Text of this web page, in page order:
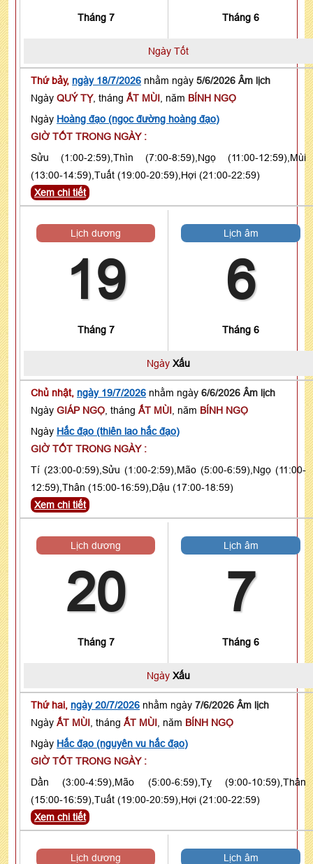
Tháng 7 Tháng 6
Ngày Tốt
Thứ bảy, ngày 18/7/2026 nhằm ngày 5/6/2026 Âm lịch
Ngày QUÝ TỴ, tháng ẤT MÙI , năm BÍNH NGỌ
Ngày Hoàng đạo (ngọc đường hoàng đạo)
GIỜ TỐT TRONG NGÀY :
Sửu (1:00-2:59),Thìn (7:00-8:59),Ngọ (11:00-12:59),Mùi
(13:00-14:59),Tuất (19:00-20:59),Hợi (21:00-22:59)
Xem chi tiết
Lịch dương
19
Tháng 7
Lịch âm
6
Tháng 6
Ngày Xấu
Chủ nhật, ngày 19/7/2026 nhằm ngày 6/6/2026 Âm lịch
Ngày GIÁP NGỌ , tháng ẤT MÙI , năm BÍNH NGỌ
Ngày Hắc đạo (thiên lao hắc đạo)
GIỜ TỐT TRONG NGÀY :
Tí (23:00-0:59),Sửu (1:00-2:59),Mão (5:00-6:59),Ngọ (11:00-
12:59),Thân (15:00-16:59),Dậu (17:00-18:59)
Xem chi tiết
Lịch dương
20
Tháng 7
Lịch âm
7
Tháng 6
Ngày Xấu
Thứ hai, ngày 20/7/2026 nhằm ngày 7/6/2026 Âm lịch
Ngày ẤT MÙI , tháng ẤT MÙI , năm BÍNH NGỌ
Ngày Hắc đạo (nguyên vu hắc đạo)
GIỜ TỐT TRONG NGÀY :
Dần (3:00-4:59),Mão (5:00-6:59),Tỵ (9:00-10:59),Thân
(15:00-16:59),Tuất (19:00-20:59),Hợi (21:00-22:59)
Xem chi tiết
Lịch dương Lịch âm